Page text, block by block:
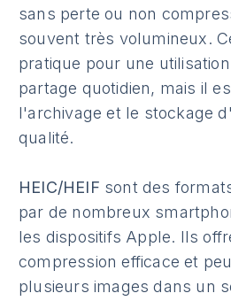
sans perte ou non
souvent très volumineux.
pratique pour une
partage quotidien, mais il
l'archivage et le stockage
qualité.
HEIC/HEIF sont des
par de nombreux
les dispositifs Apple. Ils
compression efficace et
plusieurs images dans un